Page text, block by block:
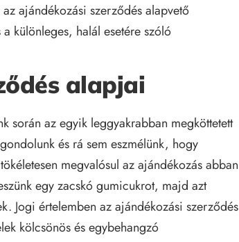
ajándékozási szerződés alapvető
különleges, halál esetére szóló
alapjai
során az egyik leggyakrabban megköttetett
és rá sem eszmélünk, hogy
megvalósul az ajándékozás abban
egy zacskó gumicukrot, majd azt
Jogi értelemben az ajándékozási szerződés
kölcsönös és egybehangzó